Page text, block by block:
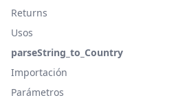
Returns
Usos
parseString_to_Country
Importación
Parámetros